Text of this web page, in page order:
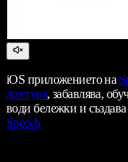
iOS приложението на
диктува, забавлява,
води бележки и
Speech